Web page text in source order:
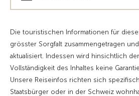
Die touristischen Informationen für
grösster Sorgfalt zusammengetragen
aktualisiert. Indessen wird hinsichtlich
Vollständigkeit des Inhaltes keine
Unsere Reiseinfos richten sich
Staatsbürger oder in der Schweiz